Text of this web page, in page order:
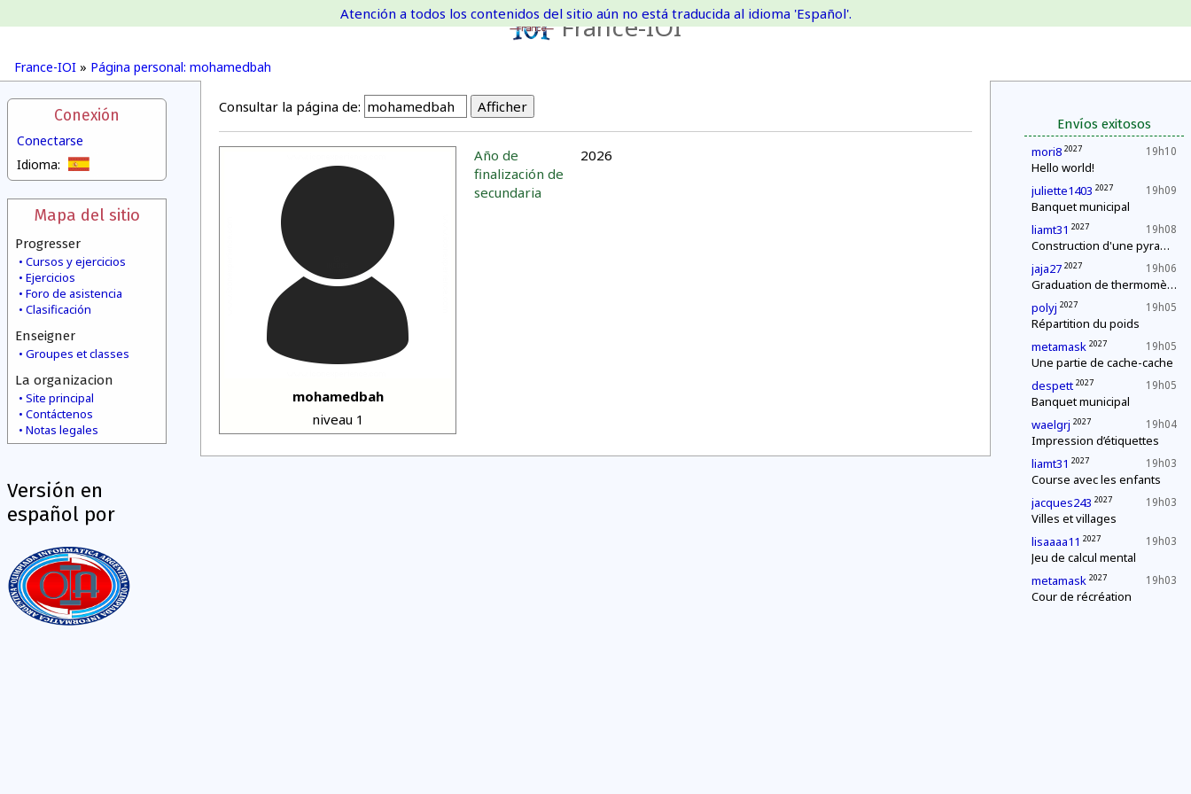
France-IOI
France-IOI » Página personal: mohamedbah
Atención a todos los contenidos del sitio aún no está traducida al idioma 'Español'.
Conexión
Conectarse
Idioma:
Mapa del sitio
Progresser
Cursos y ejercicios
Ejercicios
Foro de asistencia
Clasificación
Enseigner
Groupes et classes
La organizacion
Site principal
Contáctenos
Notas legales
Versión en
español por
Envíos exitosos
19h10
mori8 2027
Hello world!
19h09
juliette1403 2027
Banquet municipal
19h08
liamt31 2027
Construction d'une pyramide
19h06
jaja27 2027
Graduation de thermomètres
19h05
polyj 2027
Répartition du poids
19h05
metamask 2027
Une partie de cache-cache
19h05
despett 2027
Banquet municipal
19h04
waelgrj 2027
Impression d’étiquettes
19h03
liamt31 2027
Course avec les enfants
19h03
jacques243 2027
Villes et villages
19h03
lisaaaa11 2027
Jeu de calcul mental
19h03
metamask 2027
Cour de récréation
Consultar la página de:
mohamedbah
niveau 1
Año de
finalización de
secundaria
2026